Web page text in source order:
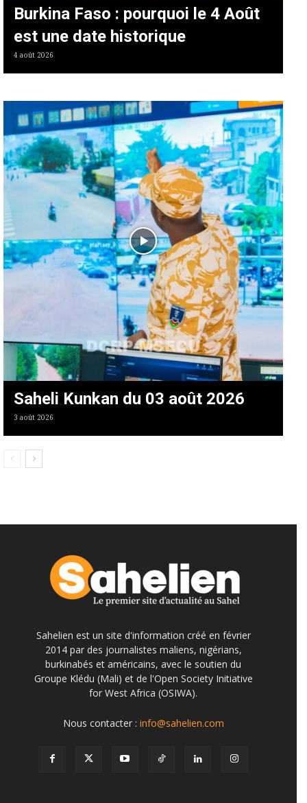
Burkina Faso : pourquoi le 4 Août
est une date historique
4 août 2026
Saheli Kunkan du 03 août 2026
3 août 2026
Sahelien est un site d'information créé en février
2014 par des journalistes maliens, nigérians,
burkinabés et américains, avec le soutien du
Groupe Klédu (Mali) et de l'Open Society Initiative
for West Africa (OSIWA).
Nous contacter : info@sahelien.com